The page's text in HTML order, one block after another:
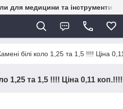
для медицини та інструменти
білі коло 1,25 та 1,5 !!!! Ціна
1,25 та 1,5 !!!! Ціна 0,11 коп.!!!!